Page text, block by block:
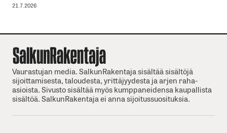
21.7.2026
Vaurastujan media. SalkunRakentaja sisältää sisältöjä
sijoittamisesta, taloudesta, yrittäjyydesta ja arjen raha-
asioista. Sivusto sisältää myös kumppaneidensa kaupallista
sisältöä. SalkunRakentaja ei anna sijoitussuosituksia.